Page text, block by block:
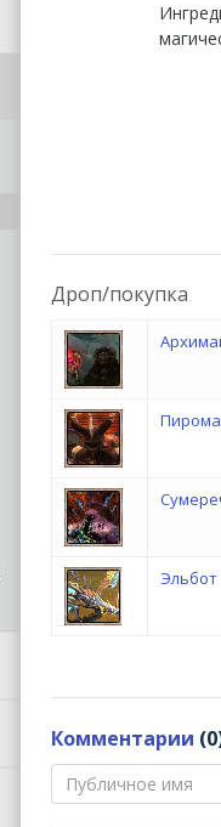
Дроп/покупка
Эльбот
Комментарии